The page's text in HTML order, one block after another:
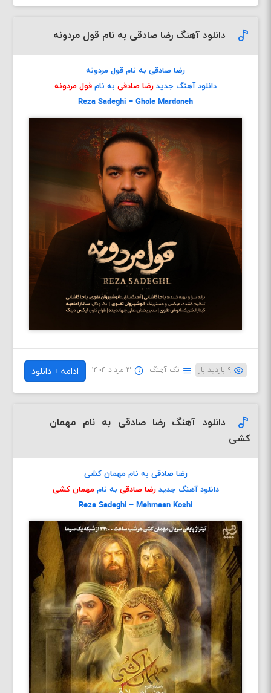
دانلود آهنگ رضا صادقی به نام قول مردونه
رضا صادقی به نام قول مردونه
دانلود آهنگ جدید رضا صادقی به نام قول مردونه
Reza Sadeghi – Ghole Mardoneh
۹ بازدید بار تک آهنگ ۳ مرداد ۱۴۰۴ ادامه + دانلود
دانلود آهنگ رضا صادقی به نام مهمان
کشی
رضا صادقی به نام مهمان کشی
دانلود آهنگ جدید رضا صادقی به ناممهمان کشی
Reza Sadeghi – Mehmaan Koshi